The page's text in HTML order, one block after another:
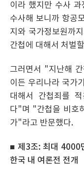
이라 했지만 수사
수사해 보니까 항공
지와 국가정보원까
간첩에 대해서 처벌
그러면서 "지난해
이든 우리나라 국가
대해서 간첩죄를
다"며 "간첩을 비호
가"라고 반문했다.
■ 제3조: 최대 4000
한국 내 여론전 전개